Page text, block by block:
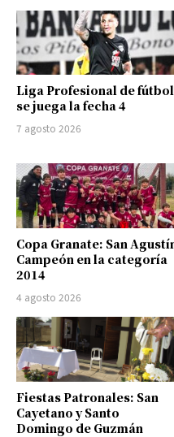
Liga Profesional de
se juega la fecha 4
7 agosto 2026
Copa Granate: San
Campeón en la categoría
2014
4 agosto 2026
Fiestas Patronales: San
Cayetano y Santo
Domingo de Guzmán